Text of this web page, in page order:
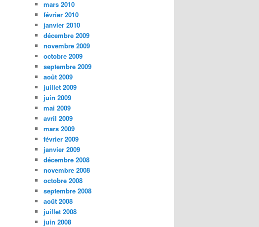
mars 2010
février 2010
janvier 2010
décembre 2009
novembre 2009
octobre 2009
septembre 2009
août 2009
juillet 2009
juin 2009
mai 2009
avril 2009
mars 2009
février 2009
janvier 2009
décembre 2008
novembre 2008
octobre 2008
septembre 2008
août 2008
juillet 2008
juin 2008